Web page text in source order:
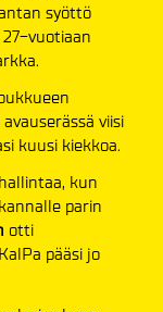
syöttö
vuotiaan
viisi
kuusi kiekkoa.
kun
parin
otti
pääsi jo